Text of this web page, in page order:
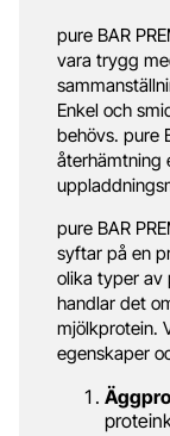
pure BAR
vara trygg
Enkel och
behövs. pure
återhämtning
pure BAR
syftar på en
olika typer av
handlar det
mjölkprotein.
egenskaper